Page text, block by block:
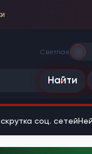
Светлая
Найти
соц. сетей